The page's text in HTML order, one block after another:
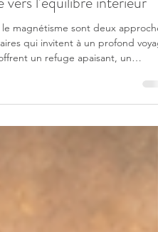
du shiatsu et relaxation :
vers l’équilibre intérieur
magnétisme sont deux
un refuge apaisant, un
où le corps et l’esprit se